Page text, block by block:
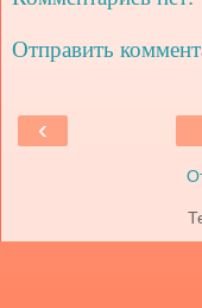
Отправить
‹